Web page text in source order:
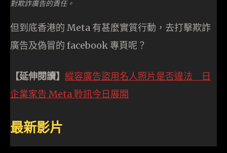
對欺詐廣告的責任。
但到底香港的 Meta 有甚麼實質行動，去打擊欺詐
廣告及偽冒的 facebook 專頁呢？
【延伸閱讀】 縱容廣告盜用名人照片是否違法 日
企業家告 Meta 聆訊今日展開
最新影片